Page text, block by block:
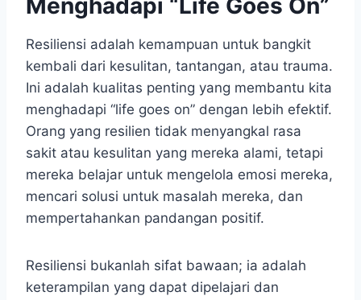
Menghadapi “Life Goes On”
Resiliensi adalah kemampuan untuk bangkit
kembali dari kesulitan, tantangan, atau trauma.
Ini adalah kualitas penting yang membantu kita
menghadapi “life goes on” dengan lebih efektif.
Orang yang resilien tidak menyangkal rasa
sakit atau kesulitan yang mereka alami, tetapi
mereka belajar untuk mengelola emosi mereka,
mencari solusi untuk masalah mereka, dan
mempertahankan pandangan positif.
Resiliensi bukanlah sifat bawaan; ia adalah
keterampilan yang dapat dipelajari dan